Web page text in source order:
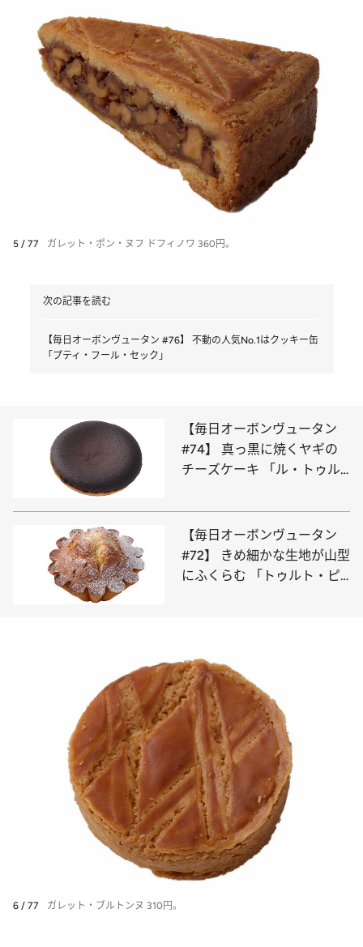
5 / 77 ガレット・ポン・ヌフ ドフィノワ 360円。
次の記事を読む
【毎日オーボンヴュータン #76】 不動の人気No.1はクッキー缶
「プティ・フール・セック」
【毎日オーボンヴュータン
#74】 真っ黒に焼くヤギの
チーズケーキ 「ル・トゥル
【毎日オーボンヴュータン
#72】 きめ細かな生地が山型
にふくらむ 「トゥルト・ピ
6 / 77 ガレット・ブルトンヌ 310円。